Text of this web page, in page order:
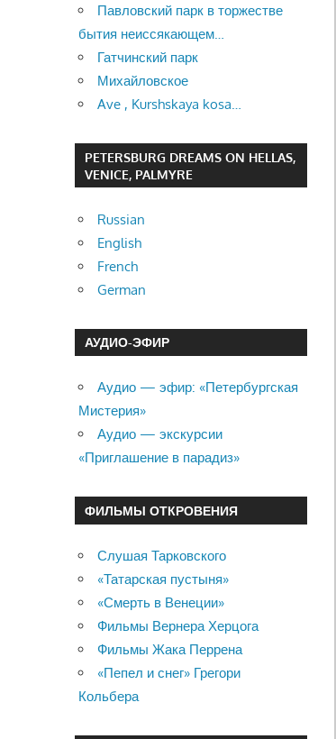
Павловский парк в торжестве
бытия неиссякающем…
Гатчинский парк
Михайловское
Ave , Kurshskaya kosa…
PETERSBURG DREAMS ON HELLAS,
VENICE, PALMYRE
Russian
English
French
German
АУДИО-ЭФИР
Аудио — эфир: «Петербургская
Мистерия»
Аудио — экскурсии
«Приглашение в парадиз»
ФИЛЬМЫ ОТКРОВЕНИЯ
Слушая Тарковского
«Татарская пустыня»
«Смерть в Венеции»
Фильмы Вернера Херцога
Фильмы Жака Перрена
«Пепел и снег» Грегори
Кольбера